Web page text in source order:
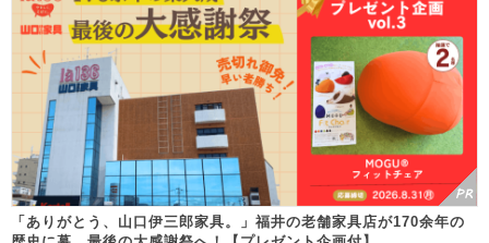
「ありがとう、山口伊三郎家具。」福井の老舗家具店が170余年の